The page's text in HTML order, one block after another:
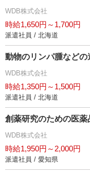
WDB株式会社
時給1,650円～1,700円
派遣社員 / 北海道
動物のリンパ腫など
WDB株式会社
時給1,350円～1,500円
派遣社員 / 北海道
創薬研究のための医
WDB株式会社
時給1,950円～2,000円
派遣社員 / 愛知県